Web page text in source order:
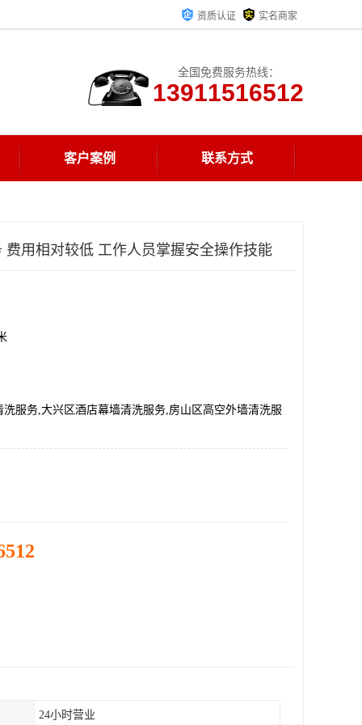
资质认证 实名商家
全国免费服务热线：
13911516512
客户案例 联系方式
费用相对较低 工作人员掌握安全操作技能
洗服务,大兴区酒店幕墙清洗服务,房山区高空外墙清洗服
24小时营业